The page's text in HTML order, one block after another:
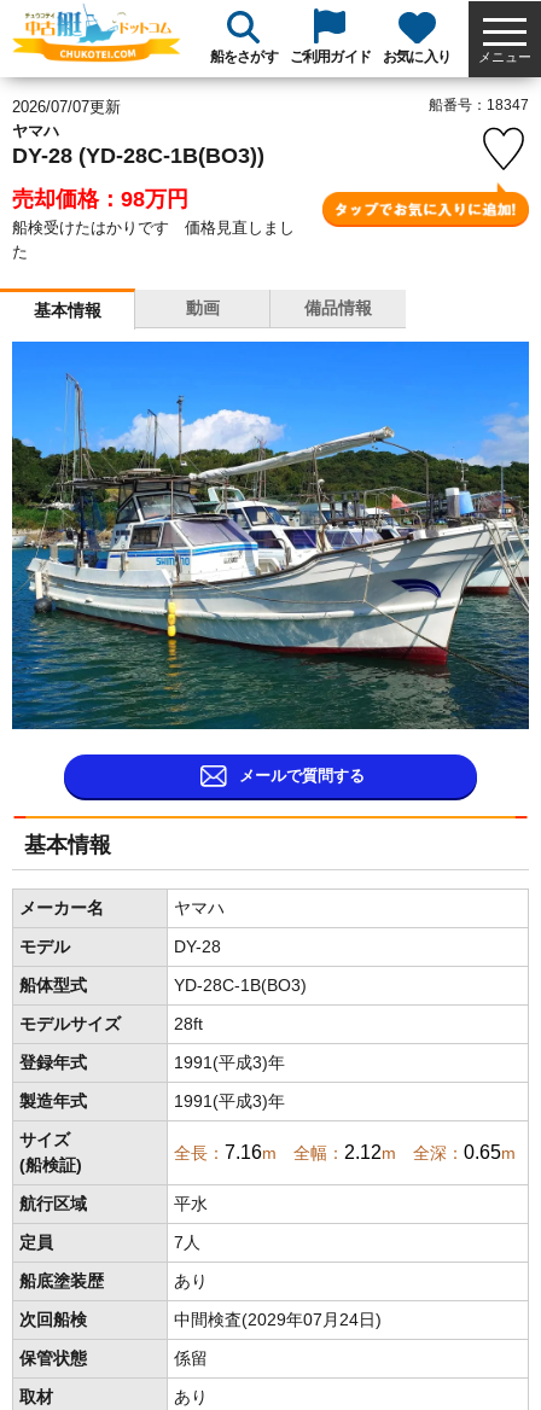
船をさがす ご利用ガイド お気に入り メニュー
2026/07/07更新
ヤマハ
DY-28 (YD-28C-1B(BO3))
売却価格：98万円
船検受けたはかりです 価格見直しまし
た
船番号：18347
基本情報 動画 備品情報
メールで質問する
基本情報
メーカー名 ヤマハ
モデル DY-28
船体型式 YD-28C-1B(BO3)
モデルサイズ 28ft
登録年式 1991(平成3)年
製造年式 1991(平成3)年
サイズ
(船検証)
全長： 7.16m 全幅： 2.12m 全深： 0.65m
航行区域 平水
定員 7人
船底塗装歴 あり
次回船検 中間検査(2029年07月24日)
保管状態 係留
取材 あり